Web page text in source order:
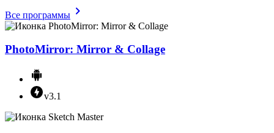
Все программы
PhotoMirror: Mirror & Collage
v3.1